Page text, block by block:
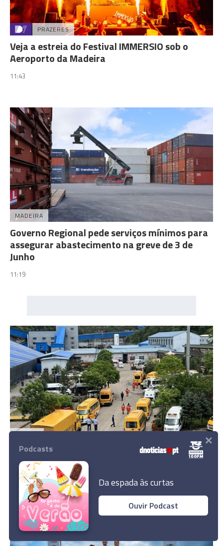
PRAZERES
Veja a estreia do Festival IMMERSIO sob o
Aeroporto da Madeira
11:43
MADEIRA
Governo Regional pede serviços mínimos para
assegurar abastecimento na greve de 3 de
Junho
11:19
MUNDO
Autoridades chinesas atualizam em baixa
número de vítimas de explosão em mina
10:36
Podcasts
Da espada às curtas
Ouvir Podcast
×